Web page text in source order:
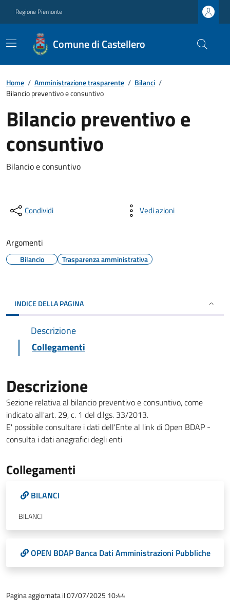
Regione Piemonte
Comune di Castellero
Home / Amministrazione trasparente / Bilanci /
Bilancio preventivo e consuntivo
Bilancio preventivo e
consuntivo
Bilancio e consuntivo
Condividi Vedi azioni
Argomenti
Bilancio Trasparenza amministrativa
INDICE DELLA PAGINA
Descrizione
Collegamenti
Descrizione
Sezione relativa al bilancio preventivo e consuntivo, come
indicato all'art. 29, c. 1 del d.lgs. 33/2013.
E' possibile consultare i dati dell'Ente al link di Open BDAP -
consulta i dati anagrafici degli enti
Collegamenti
BILANCI
BILANCI
OPEN BDAP Banca Dati Amministrazioni Pubbliche
Pagina aggiornata il 07/07/2025 10:44